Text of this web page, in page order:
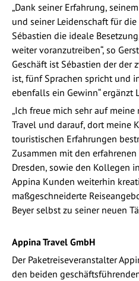
„Dank seiner Erfahrung,
und seiner Leidenschaft für
Sébastien die ideale
weiter voranzutreiben“, so
Geschäft ist Sébastien der der
ist, fünf Sprachen spricht und
ebenfalls ein Gewinn“ ergänzt
„Ich freue mich sehr auf
Travel und darauf, dort meine
touristischen Erfahrungen
Zusammen mit den
Dresden, sowie den Kollegen
Appina Kunden weiterhin
maßgeschneiderte
Beyer selbst zu seiner neuen
Appina Travel GmbH
Der Paketreiseveranstalter
den beiden